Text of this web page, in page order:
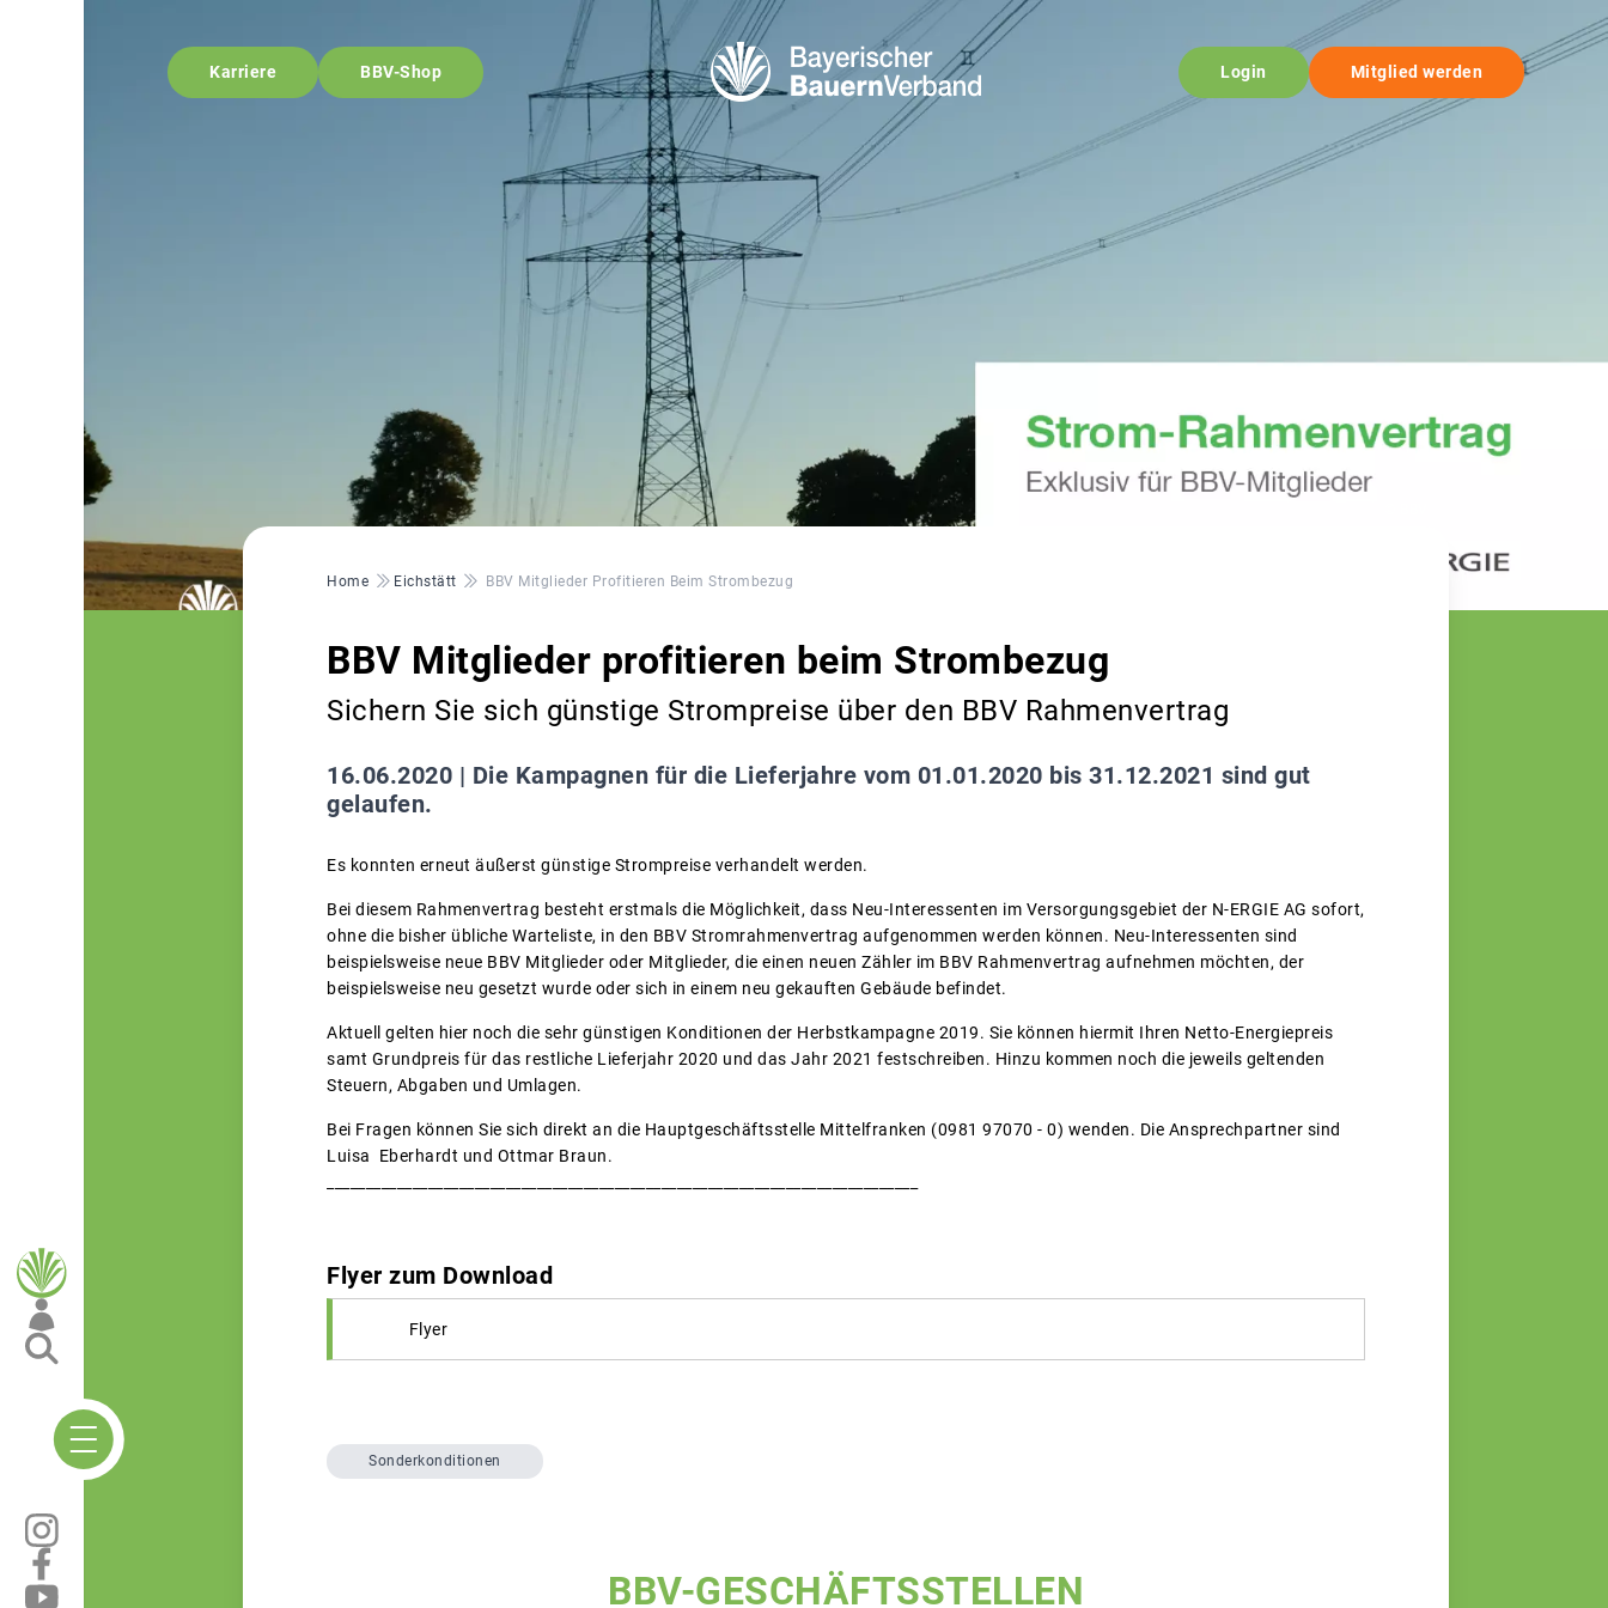
Karriere BBV-Shop Login Mitglied werden
Pfadnavigation
Home Eichstätt BBV Mitglieder Profitieren Beim Strombezug
BBV Mitglieder profitieren beim Strombezug
Sichern Sie sich günstige Strompreise über den BBV Rahmenvertrag
16.06.2020 | Die Kampagnen für die Lieferjahre vom 01.01.2020 bis 31.12.2021 sind gut
gelaufen.
Es konnten erneut äußerst günstige Strompreise verhandelt werden.
Bei diesem Rahmenvertrag besteht erstmals die Möglichkeit, dass Neu-Interessenten im Versorgungsgebiet der N-ERGIE AG sofort,
ohne die bisher übliche Warteliste, in den BBV Stromrahmenvertrag aufgenommen werden können. Neu-Interessenten sind
beispielsweise neue BBV Mitglieder oder Mitglieder, die einen neuen Zähler im BBV Rahmenvertrag aufnehmen möchten, der
beispielsweise neu gesetzt wurde oder sich in einem neu gekauften Gebäude befindet.
Aktuell gelten hier noch die sehr günstigen Konditionen der Herbstkampagne 2019. Sie können hiermit Ihren Netto-Energiepreis
samt Grundpreis für das restliche Lieferjahr 2020 und das Jahr 2021 festschreiben. Hinzu kommen noch die jeweils geltenden
Steuern, Abgaben und Umlagen.
Bei Fragen können Sie sich direkt an die Hauptgeschäftsstelle Mittelfranken (0981 97070 - 0) wenden. Die Ansprechpartner sind
Luisa Eberhardt und Ottmar Braun.
Flyer zum Download
Flyer
Sonderkonditionen
BBV-GESCHÄFTSSTELLEN